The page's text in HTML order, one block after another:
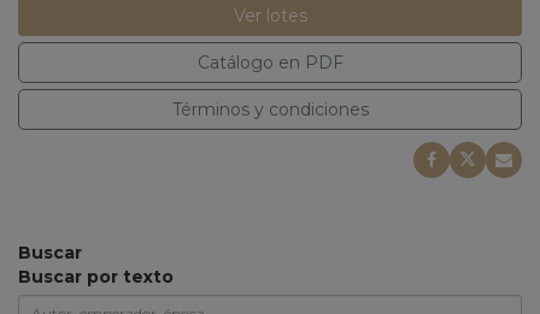
Ver lotes
Catálogo en PDF
Términos y condiciones
Buscar
Buscar por texto